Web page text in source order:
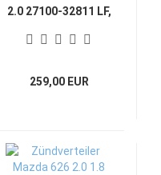
2.0 27100-32811 LF,
SPINTEROGENO
D'ALLUMAGE
DISTRIBUTORE
259,00 EUR